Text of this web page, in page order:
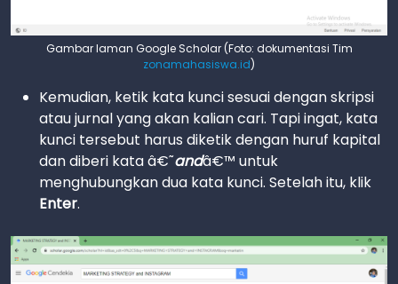
Gambar laman Google Scholar (Foto: dokumentasi Tim
zonamahasiswa.id)
Kemudian, ketik kata kunci sesuai dengan skripsi
atau jurnal yang akan kalian cari. Tapi ingat, kata
kunci tersebut harus diketik dengan huruf kapital
dan diberi kata â€˜andâ€™ untuk
menghubungkan dua kata kunci. Setelah itu, klik
Enter.